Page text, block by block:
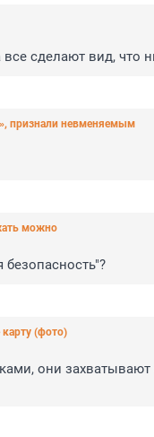
сделают вид, что
признали невменяемым
можно
карту (фото)
они